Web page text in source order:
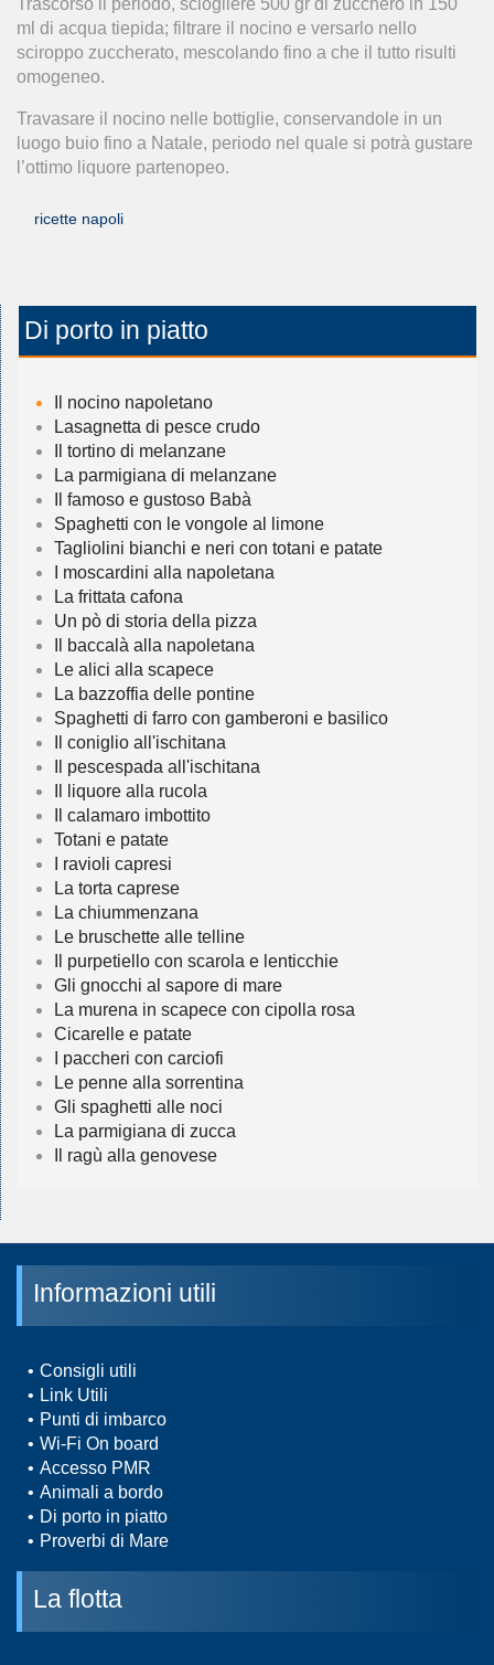
ml di acqua tiepida; filtrare il nocino e versarlo nello
sciroppo zuccherato, mescolando fino a che il tutto risulti
omogeneo.
Travasare il nocino nelle bottiglie, conservandole in un
luogo buio fino a Natale, periodo nel quale si potrà gustare
l’ottimo liquore partenopeo.
ricette napoli
Di porto in piatto
Il nocino napoletano
Lasagnetta di pesce crudo
Il tortino di melanzane
La parmigiana di melanzane
Il famoso e gustoso Babà
Spaghetti con le vongole al limone
Tagliolini bianchi e neri con totani e patate
I moscardini alla napoletana
La frittata cafona
Un pò di storia della pizza
Il baccalà alla napoletana
Le alici alla scapece
La bazzoffia delle pontine
Spaghetti di farro con gamberoni e basilico
Il coniglio all'ischitana
Il pescespada all'ischitana
Il liquore alla rucola
Il calamaro imbottito
Totani e patate
I ravioli capresi
La torta caprese
La chiummenzana
Le bruschette alle telline
Il purpetiello con scarola e lenticchie
Gli gnocchi al sapore di mare
La murena in scapece con cipolla rosa
Cicarelle e patate
I paccheri con carciofi
Le penne alla sorrentina
Gli spaghetti alle noci
La parmigiana di zucca
Il ragù alla genovese
Informazioni utili
Consigli utili
Link Utili
Punti di imbarco
Wi-Fi On board
Accesso PMR
Animali a bordo
Di porto in piatto
Proverbi di Mare
La flotta